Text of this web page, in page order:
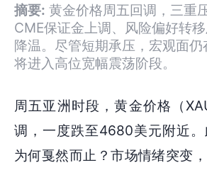
摘要: 黄金价格周五回调，三重
CME保证金上调、风险偏好转
降温。尽管短期承压，宏观面
将进入高位宽幅震荡阶段。
周五亚洲时段，黄金价格（
调，一度跌至4680美元附近
为何戛然而止？市场情绪突变